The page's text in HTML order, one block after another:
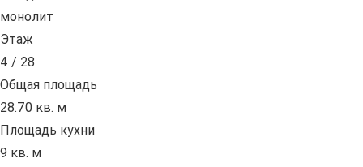
монолит
Этаж
4 / 28
Общая площадь
28.70 кв. м
Площадь кухни
9 кв. м